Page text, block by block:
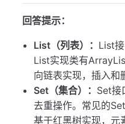
回答提示：
List（列表）： List
List实现类有
向链表实现，插入和
Set（集合）： Set接
去重操作。常见的
基于红黑树实现，元